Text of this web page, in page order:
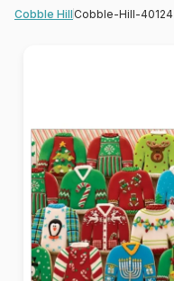
Cobble Hill Cobble-Hill-40124